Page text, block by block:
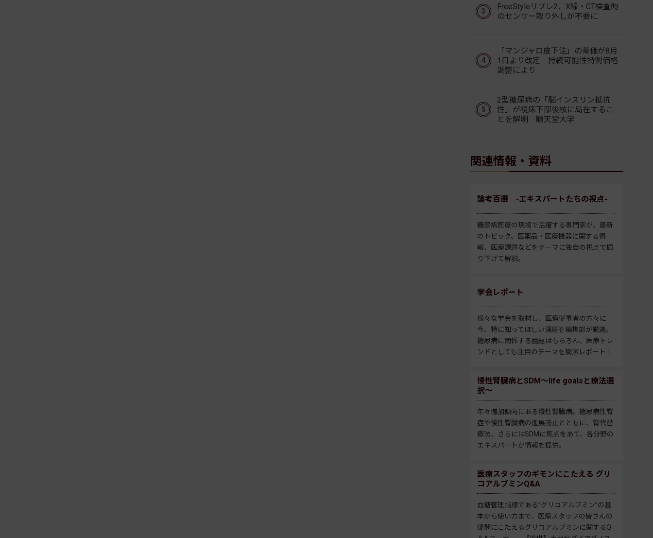
FreeStyleリブレ2、X線・CT検査時
のセンサー取り外しが不要に
「マンジャロ皮下注」の薬価が8月
1日より改定 持続可能性特例価格
調整により
2型糖尿病の「脳インスリン抵抗
性」が視床下部後核に局在するこ
とを解明 順天堂大学
関連情報・資料
論考百選 -エキスパートたちの視点-
糖尿病医療の現場で活躍する専門家が、最新
のトピック、医薬品・医療機器に関する情
報、医療課題などをテーマに独自の視点で掘
り下げて解説。
学会レポート
様々な学会を取材し、医療従事者の方々に
今、特に知ってほしい演題を編集部が厳選。
糖尿病に関係する話題はもちろん、医療トレ
ンドとしても注目のテーマを簡潔レポート！
慢性腎臓病とSDM～life goalsと療法選
択～
年々増加傾向にある慢性腎臓病。糖尿病性腎
症や慢性腎臓病の進展防止とともに、腎代替
療法、さらにはSDMに焦点をあて、各分野の
エキスパートが情報を提供。
医療スタッフのギモンにこたえる グリ
コアルブミンQ&A
血糖管理指標である”グリコアルブミン”の基
本から使い方まで、医療スタッフの皆さんの
疑問にこたえるグリコアルブミンに関するQ